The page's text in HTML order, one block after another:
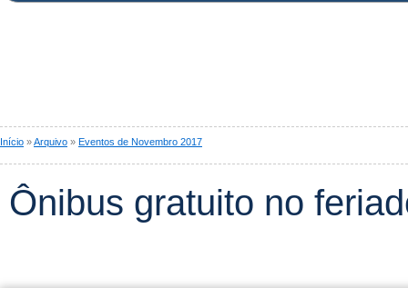
Início »Arquivo » Eventos de Novembro 2017
Ônibus gratuito no